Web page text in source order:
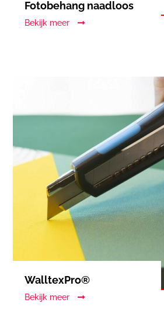
Fotobehang naadloos
Bekijk meer
WalltexPro®
Bekijk meer